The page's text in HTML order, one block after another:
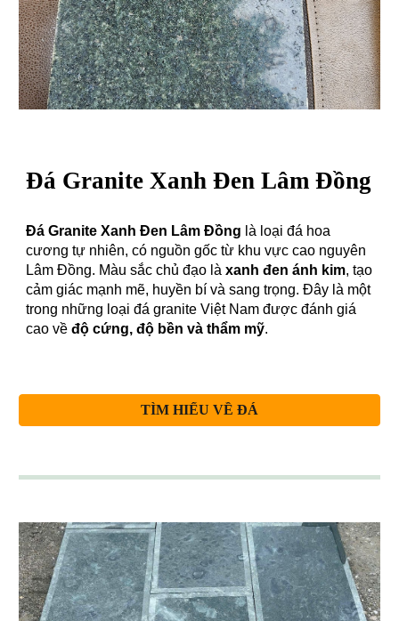
Đá Granite Xanh Đen Lâm Đồng
Đá Granite Xanh Đen Lâm Đồng là loại đá hoa
cương tự nhiên, có nguồn gốc từ khu vực cao nguyên
Lâm Đồng. Màu sắc chủ đạo làxanh đen ánh kim, tạo
cảm giác mạnh mẽ, huyền bí và sang trọng. Đây là một
trong những loại đá granite Việt Nam được đánh giá
cao vềđộ cứng, độ bền và thẩm mỹ.
TÌM HIỂU VỀ ĐÁ